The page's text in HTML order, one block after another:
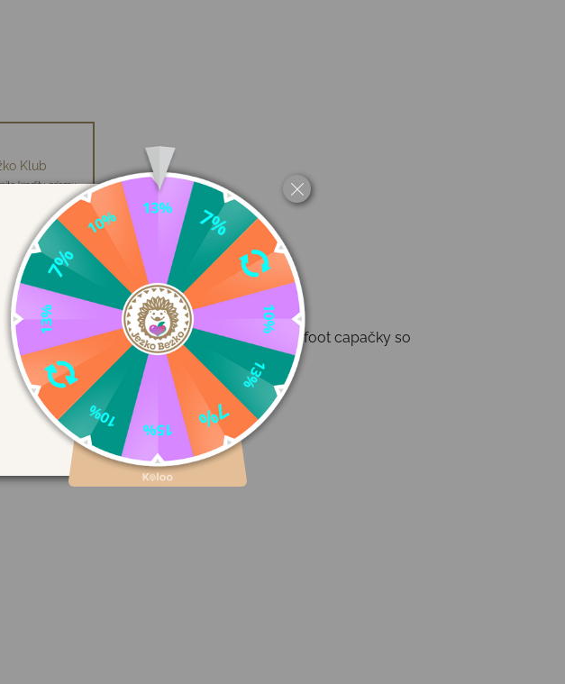
Klub
kredity, priamu
Monkey Soft Quartz sú celokožené barefoot capačky so
doma či na trávičke.